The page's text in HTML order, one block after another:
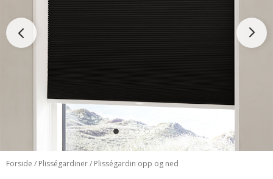
Forside / Plisségardiner/ Plisségardin opp og ned